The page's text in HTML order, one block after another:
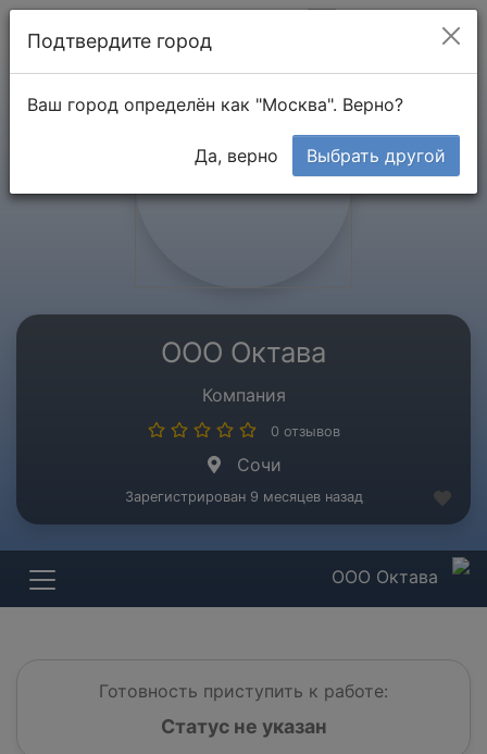
ООО Октава
Компания
0 отзывов
Сочи
Зарегистрирован 9 месяцев назад
ООО Октава
Готовность приступить к работе:
Статус не указан
Подтвердите город
Ваш город определён как "Москва". Верно?
Да, верно Выбрать другой